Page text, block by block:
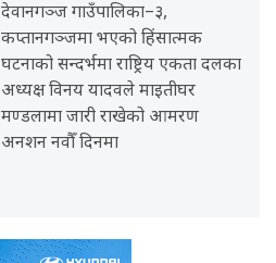
देवानगञ्ज गाउँपालिका–३,
कप्तानगञ्जमा भएको हिंसात्मक
घटनाको सन्दर्भमा राष्ट्रिय एकता दलका
अध्यक्ष विनय यादवले माइतीघर
मण्डलामा जारी राखेको आमरण
अनशन नवौँ दिनमा